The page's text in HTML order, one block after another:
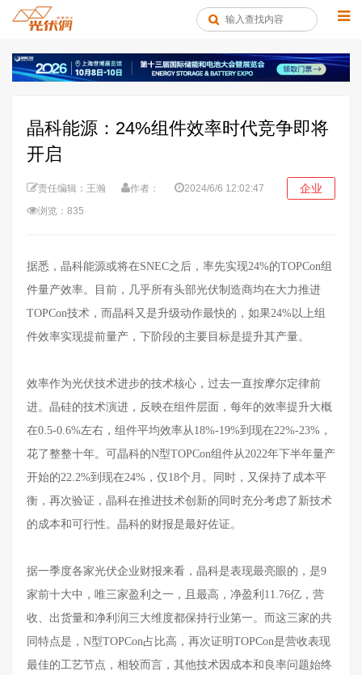
晶科能源：24%组件效率时代竞争即将
开启
责任编辑：王瀚 作者：
2024/6/6 12:02:47
浏览：835
企业
据悉，晶科能源或将在SNEC之后，率先实现24%的TOPCon组
件量产效率。目前，几乎所有头部光伏制造商均在大力推进
TOPCon技术，而晶科又是升级动作最快的，如果24%以上组
件效率实现提前量产，下阶段的主要目标是提升其产量。
效率作为光伏技术进步的技术核心，过去一直按摩尔定律前
进。晶硅的技术演进，反映在组件层面，每年的效率提升大概
在0.5-0.6%左右，组件平均效率从18%-19%到现在22%-23%，
花了整整十年。可晶科的N型TOPCon组件从2022年下半年量产
开始的22.2%到现在24%，仅18个月。同时，又保持了成本平
衡，再次验证，晶科在推进技术创新的同时充分考虑了新技术
的成本和可行性。晶科的财报是最好佐证。
据一季度各家光伏企业财报来看，晶科是表现最亮眼的，是9
家前十大中，唯三家盈利之一，且最高，净盈利11.76亿，营
收、出货量和净利润三大维度都保持行业第一。而这三家的共
同特点是，N型TOPCon占比高，再次证明TOPCon是营收表现
最佳的工艺节点，相较而言，其他技术因成本和良率问题始终